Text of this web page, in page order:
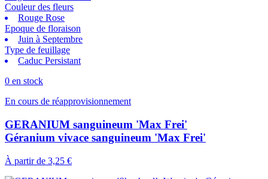
Couleur des fleurs
Rouge Rose
Epoque de floraison
Juin à Septembre
Type de feuillage
Caduc Persistant
0 en stock
En cours de réapprovisionnement
GERANIUM sanguineum 'Max Frei'
Géranium vivace sanguineum 'Max Frei'
À partir de 3,25 €